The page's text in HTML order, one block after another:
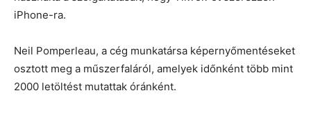
iPhone-ra.
Neil Pomperleau, a cég munkatársa képernyőmentéseket
osztott meg a műszerfaláról, amelyek időnként több mint
2000 letöltést mutattak óránként.